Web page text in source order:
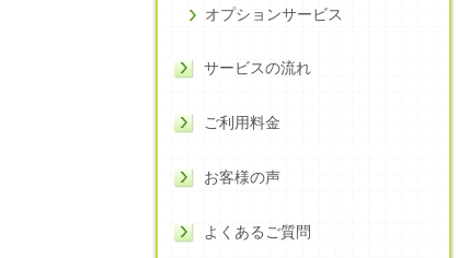
オプションサービス
サービスの流れ
ご利用料金
お客様の声
よくあるご質問